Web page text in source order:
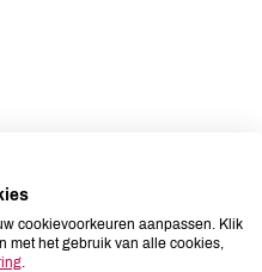
bamboe.
cookievoorkeuren aanpassen. Klik
met het gebruik van alle cookies,
.